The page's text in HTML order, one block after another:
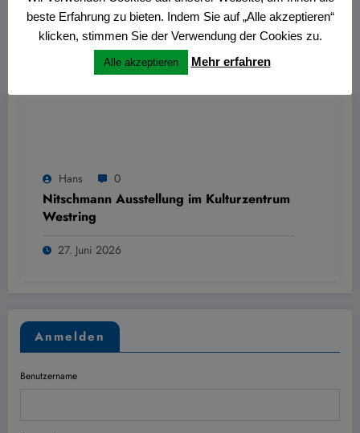
Hans 0
Nitschmann Ausstellung im Kulturzentrum
Westring
27. Juni 2026
Anmelden
Benutzername
beste Erfahrung zu bieten. Indem Sie auf „Alle akzeptieren“
klicken, stimmen Sie der Verwendung der Cookies zu.
Alle akzeptieren Mehr erfahren